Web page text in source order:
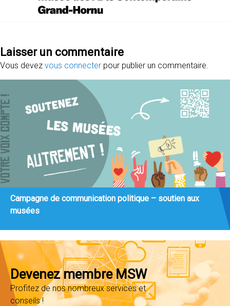
Laisser un commentaire
Vous devez vous connecter pour publier un commentaire.
Campagne de communication politique – soutien aux
musées
Devenez membre MSW
Profitez de nos nombreux services et
conseils !